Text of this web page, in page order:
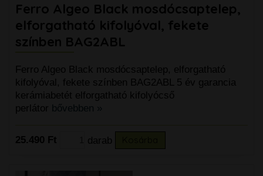
Ferro Algeo Black mosdócsaptelep,
elforgatható kifolyóval, fekete
színben BAG2ABL
Ferro Algeo Black mosdócsaptelep, elforgatható
kifolyóval, fekete színben BAG2ABL 5 év garancia
kerámiabetét elforgatható kifolyócső
perlátor bővebben »
25.490 Ft darab